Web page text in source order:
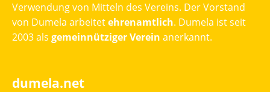
Verwendung von Mitteln des Vereins. Der Vorstand
von Dumela arbeitetehrenamtlich. Dumela ist seit
2003 als gemeinnütziger Verein anerkannt.
dumela.net